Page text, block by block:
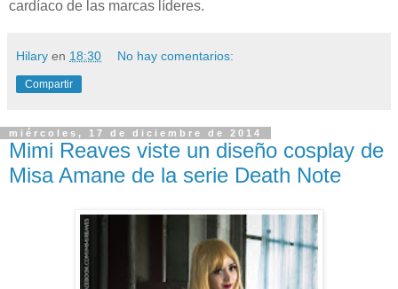
cardíaco de las marcas líderes.
Hilary en 18:30 No hay comentarios:
Compartir
miércoles, 17 de diciembre de 2014
Mimi Reaves viste un diseño cosplay de
Misa Amane de la serie Death Note